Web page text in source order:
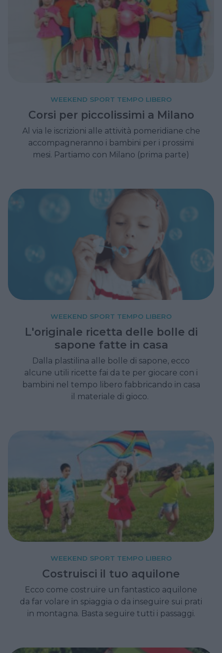
WEEKEND SPORT TEMPO LIBERO
Corsi per piccolissimi a Milano
Al via le iscrizioni alle attività pomeridiane che
accompagneranno i bambini per i prossimi
mesi. Partiamo con Milano (prima parte)
WEEKEND SPORT TEMPO LIBERO
L'originale ricetta delle bolle di
sapone fatte in casa
Dalla plastilina alle bolle di sapone, ecco
alcune utili ricette fai da te per giocare con i
bambini nel tempo libero fabbricando in casa
il materiale di gioco.
WEEKEND SPORT TEMPO LIBERO
Costruisci il tuo aquilone
Ecco come costruire un fantastico aquilone
da far volare in spiaggia o da inseguire sui prati
in montagna. Basta seguire tutti i passaggi.